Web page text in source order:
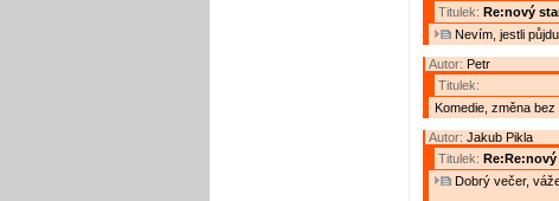
Titulek: Re:nový
Nevím, jestli půjdu
Autor: Petr
Titulek:
Komedie, změna bez
Autor: Jakub Pikla
Titulek:
Dobrý večer,